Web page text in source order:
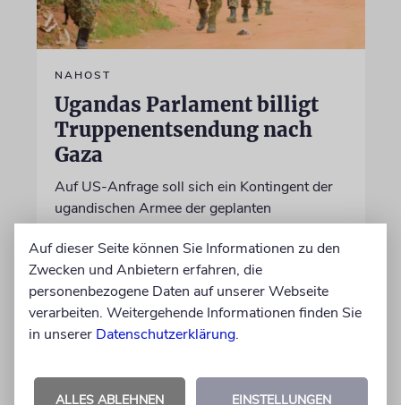
NAHOST
Ugandas Parlament billigt
Truppenentsendung nach
Gaza
Auf US-Anfrage soll sich ein Kontingent der
ugandischen Armee der geplanten
internationalen Stabilisierungstruppe
anschließen. In Afrika zählt das Land zu den
größten Truppenstellern für
Friedensmissionen
Auf dieser Seite können Sie Informationen zu den
Zwecken und Anbietern erfahren, die
personenbezogene Daten auf unserer Webseite
verarbeiten. Weitergehende Informationen finden Sie
in unserer Datenschutzerklärung.
ALLES ABLEHNEN EINSTELLUNGEN